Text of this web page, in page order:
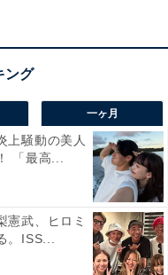
一ヶ月
上騒動の美人
「最高...
憲武、ヒロミ
。ISS...